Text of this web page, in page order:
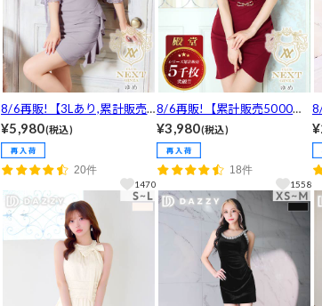
8/6再販!【3Lあり,累計販売
枚数2700枚突破！】フラワ
ーシアーレースサイドフリル
7分袖タイトミニ丈キャバド
レス[XS~3L/6サイズ展開]
¥5,980(税込)
20件
1470
8/6再販!【累計販売5000枚
突破】フロントジップフリル
袖ベルトモチーフタイトミニ
丈キャバドレス[S～3L/5サイ
ズ展開][プチプ
¥3,980(税込)
18件
1558